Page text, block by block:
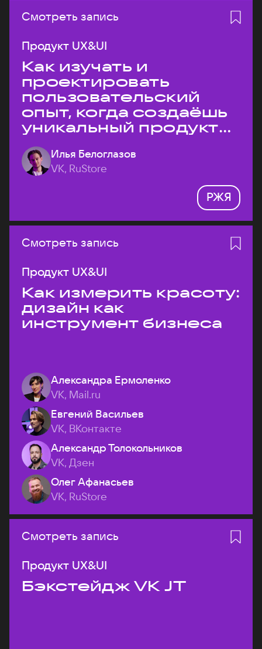
Смотреть запись
Продукт UX&UI
Как изучать и
проектировать
пользовательский
опыт, когда создаёшь
уникальный продукт
на рынке?
Илья Белоглазов
VK, RuStore
РЖЯ
Смотреть запись
Продукт UX&UI
Как измерить красоту:
дизайн как
инструмент бизнеса
Александра Ермоленко
VK, Mail.ru
Евгений Васильев
VK, ВКонтакте
Александр Толокольников
VK, Дзен
Олег Афанасьев
VK, RuStore
Смотреть запись
Продукт UX&UI
Бэкстейдж VK JT